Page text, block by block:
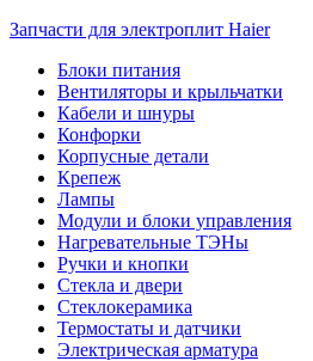
Запчасти для электроплит Haier
Блоки питания
Вентиляторы и крыльчатки
Кабели и шнуры
Конфорки
Корпусные детали
Крепеж
Лампы
Модули и блоки управления
Нагревательные ТЭНы
Ручки и кнопки
Стекла и двери
Стеклокерамика
Термостаты и датчики
Электрическая арматура